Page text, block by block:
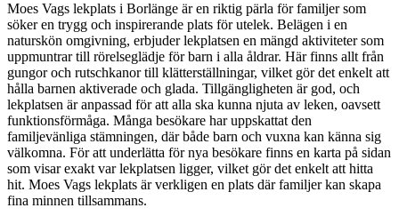
Moes Vags lekplats i Borlänge är en riktig pärla för familjer som
söker en trygg och inspirerande plats för utelek. Belägen i en
naturskön omgivning, erbjuder lekplatsen en mängd aktiviteter som
uppmuntrar till rörelseglädje för barn i alla åldrar. Här finns allt från
gungor och rutschkanor till klätterställningar, vilket gör det enkelt att
hålla barnen aktiverade och glada. Tillgängligheten är god, och
lekplatsen är anpassad för att alla ska kunna njuta av leken, oavsett
funktionsförmåga. Många besökare har uppskattat den
familjevänliga stämningen, där både barn och vuxna kan känna sig
välkomna. För att underlätta för nya besökare finns en karta på sidan
som visar exakt var lekplatsen ligger, vilket gör det enkelt att hitta
hit. Moes Vags lekplats är verkligen en plats där familjer kan skapa
fina minnen tillsammans.